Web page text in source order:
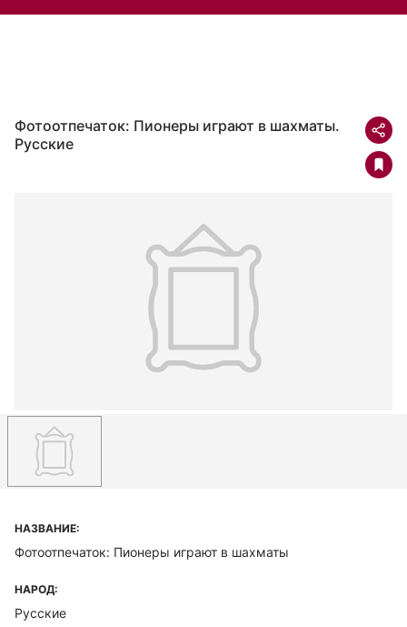
Фотоотпечаток: Пионеры играют в шахматы.
Русские
НАЗВАНИЕ:
Фотоотпечаток: Пионеры играют в шахматы
НАРОД:
Русские